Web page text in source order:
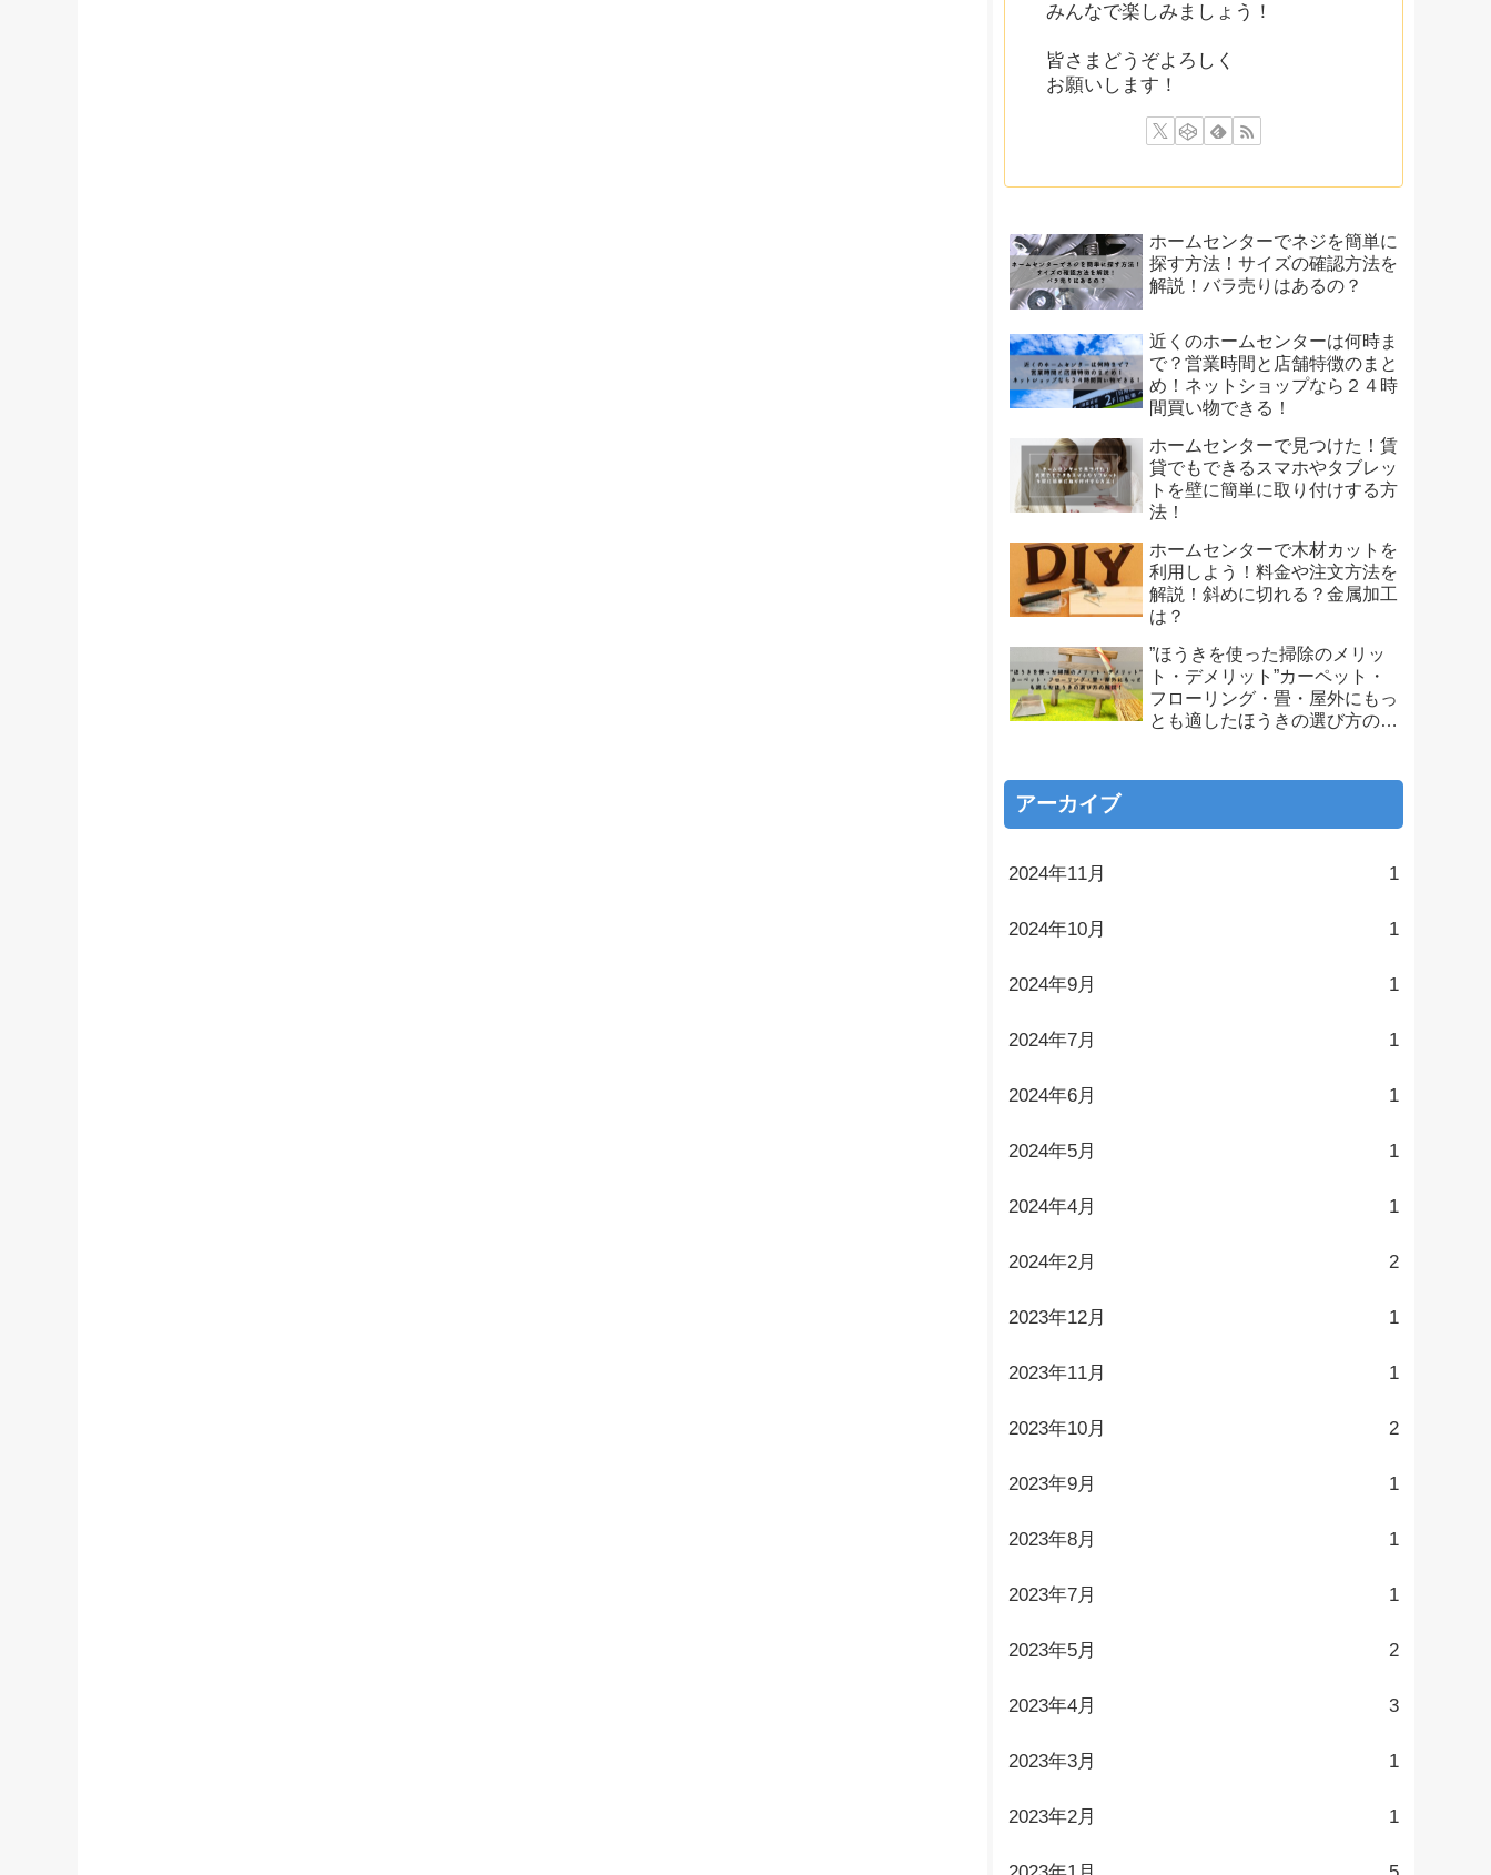
みんなで楽しみましょう！
皆さまどうぞよろしく
お願いします！
ホームセンターでネジを簡単に
探す方法！サイズの確認方法を
解説！バラ売りはあるの？
近くのホームセンターは何時ま
で？営業時間と店舗特徴のまと
め！ネットショップなら２４時
間買い物できる！
ホームセンターで見つけた！賃
貸でもできるスマホやタブレッ
トを壁に簡単に取り付けする方
法！
ホームセンターで木材カットを
利用しよう！料金や注文方法を
解説！斜めに切れる？金属加工
は？
”ほうきを使った掃除のメリッ
ト・デメリット”カーペット・
フローリング・畳・屋外にもっ
とも適したほうきの選び方の解
アーカイブ
2024年11月 1
2024年10月 1
2024年9月 1
2024年7月 1
2024年6月 1
2024年5月 1
2024年4月 1
2024年2月 2
2023年12月 1
2023年11月 1
2023年10月 2
2023年9月 1
2023年8月 1
2023年7月 1
2023年5月 2
2023年4月 3
2023年3月 1
2023年2月 1